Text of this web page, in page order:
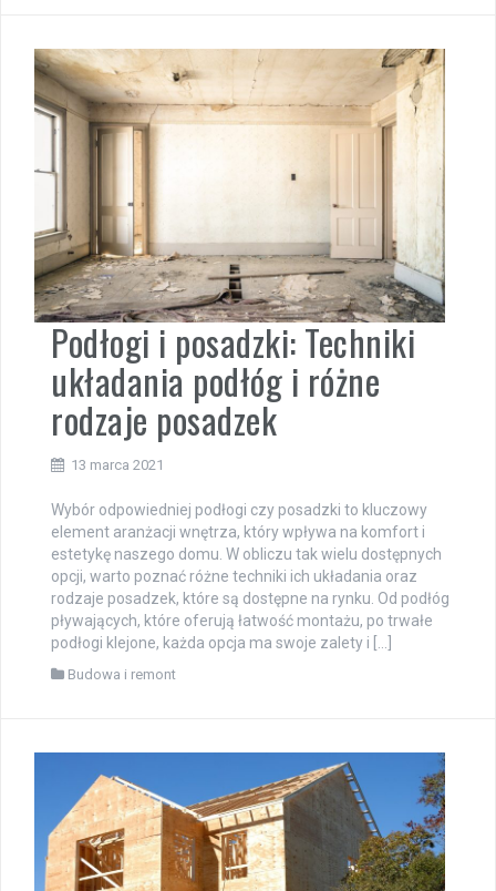
Podłogi i posadzki: Techniki
układania podłóg i różne
rodzaje posadzek
13 marca 2021
Wybór odpowiedniej podłogi czy posadzki to kluczowy
element aranżacji wnętrza, który wpływa na komfort i
estetykę naszego domu. W obliczu tak wielu dostępnych
opcji, warto poznać różne techniki ich układania oraz
rodzaje posadzek, które są dostępne na rynku. Od podłóg
pływających, które oferują łatwość montażu, po trwałe
podłogi klejone, każda opcja ma swoje zalety i […]
Budowa i remont